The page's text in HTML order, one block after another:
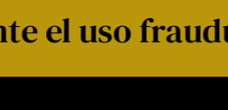
el uso